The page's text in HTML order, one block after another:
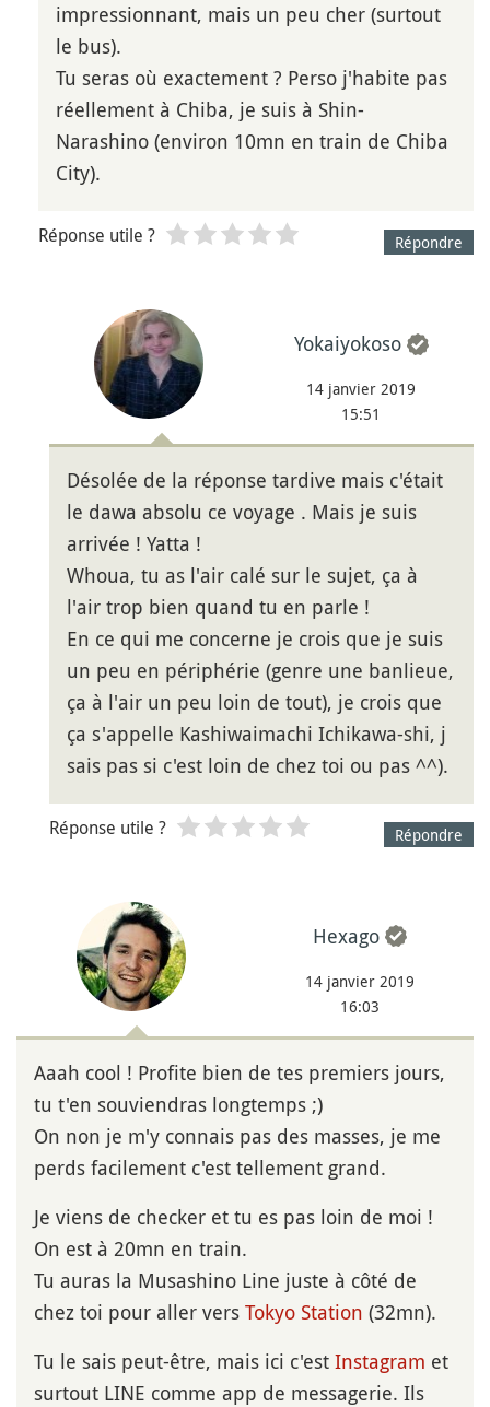
impressionnant, mais un peu cher (surtout
le bus).
Tu seras où exactement ? Perso j'habite pas
réellement à Chiba, je suis à Shin-
Narashino (environ 10mn en train de Chiba
City).
Répondre
Réponse utile ?
Yokaiyokoso
14 janvier 2019
15:51
Désolée de la réponse tardive mais c'était
le dawa absolu ce voyage . Mais je suis
arrivée ! Yatta !
Whoua, tu as l'air calé sur le sujet, ça à
l'air trop bien quand tu en parle !
En ce qui me concerne je crois que je suis
un peu en périphérie (genre une banlieue,
ça à l'air un peu loin de tout), je crois que
ça s'appelle Kashiwaimachi Ichikawa-shi, j
sais pas si c'est loin de chez toi ou pas ^^).
Répondre
Réponse utile ?
Hexago
14 janvier 2019
16:03
Aaah cool ! Profite bien de tes premiers jours,
tu t'en souviendras longtemps ;)
On non je m'y connais pas des masses, je me
perds facilement c'est tellement grand.
Je viens de checker et tu es pas loin de moi !
On est à 20mn en train.
Tu auras la Musashino Line juste à côté de
chez toi pour aller vers Tokyo Station (32mn).
Tu le sais peut-être, mais ici c'est Instagram et
surtout LINE comme app de messagerie. Ils